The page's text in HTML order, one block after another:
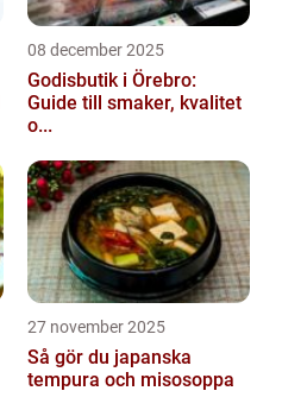
08 december 2025
Godisbutik i Örebro:
Guide till smaker, kvalitet
o...
27 november 2025
Så gör du japanska
tempura och misosoppa